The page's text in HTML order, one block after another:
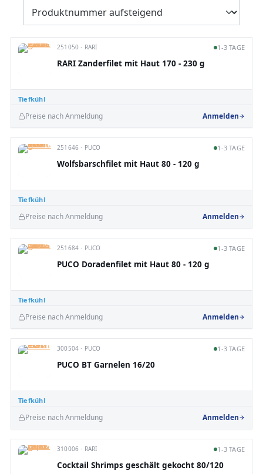
Tiefkühl
251050 · RARI 1-3 TAGE
RARI Zanderfilet mit Haut 170 - 230 g
Preise nach Anmeldung Anmelden
Tiefkühl
251646 · PUCO 1-3 TAGE
Wolfsbarschfilet mit Haut 80 - 120 g
Preise nach Anmeldung Anmelden
Tiefkühl
251684 · PUCO 1-3 TAGE
PUCO Doradenfilet mit Haut 80 - 120 g
Preise nach Anmeldung Anmelden
Tiefkühl
300504 · PUCO 1-3 TAGE
PUCO BT Garnelen 16/20
Preise nach Anmeldung Anmelden
310006 · RARI 1-3 TAGE
Cocktail Shrimps geschält gekocht 80/120